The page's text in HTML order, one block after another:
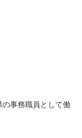
事務職員として働